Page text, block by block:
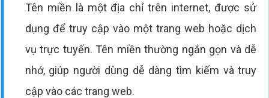
Tên miền là một địa chỉ trên internet, được sử
dụng để truy cập vào một trang web hoặc dịch
vụ trực tuyến. Tên miền thường ngắn gọn và dễ
nhớ, giúp người dùng dễ dàng tìm kiếm và truy
cập vào các trang web.